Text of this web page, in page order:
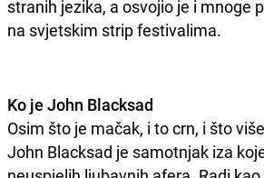
stranih jezika, a osvojio je i mnoge
na svjetskim strip festivalima.
Ko je John Blacksad
Osim što je mačak, i to crn, i što
John Blacksad je samotnjak iza